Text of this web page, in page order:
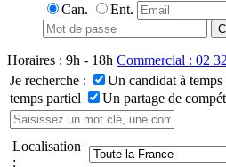
Can.
Ent.
Horaires : 9h - 18h Commercial : 02
Je recherche :
Un candidat à temps
temps partiel
Un partage de
Localisation
: